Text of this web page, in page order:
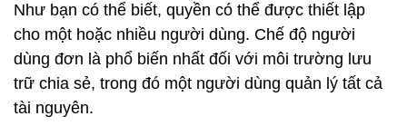
Như bạn có thể biết, quyền có thể được thiết lập
cho một hoặc nhiều người dùng. Chế độ người
dùng đơn là phổ biến nhất đối với môi trường lưu
trữ chia sẻ, trong đó một người dùng quản lý tất cả
tài nguyên.